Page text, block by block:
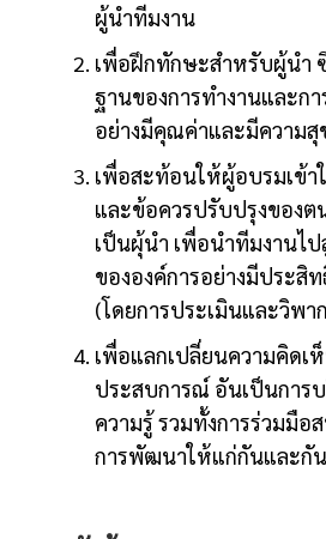
ผู้นำทีมงาน
เพื่อฝึกทักษะสำหรับผู้นำ
ฐานของการทำงานและกา
อย่างมีคุณค่าและมีความสุ
เพื่อสะท้อนให้ผู้อบรมเข้า
และข้อควรปรับปรุงของต
เป็นผุ้นำ เพื่อนำทีมงานไ
ขององค์การอย่างมีประสิ
(โดยการประเมินและวิพา
เพื่อแลกเปลี่ยนความคิดเ
ประสบการณ์ อันเป็นการ
ความรู้ รวมทั้งการร่วมมื
การพัฒนาให้แก่กันและกัน